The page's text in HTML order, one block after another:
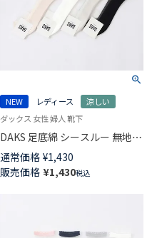
NEW レディース
涼しい
ダックス 女性 婦人 靴下
DAKS 足底綿 シースルー 無地
スニーカー丈 日本製 ソックス
レディース 03367412
通常価格 ¥1,430
販売価格 ¥1,430税込